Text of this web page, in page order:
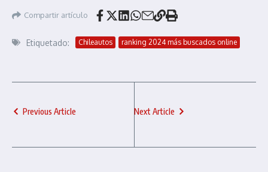
Compartir artículo
Etiquetado: Chileautos ranking 2024 más buscados online
Previous Article Next Article